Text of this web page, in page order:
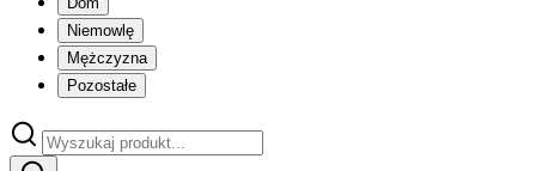
Niemowlę
Mężczyzna
Pozostałe